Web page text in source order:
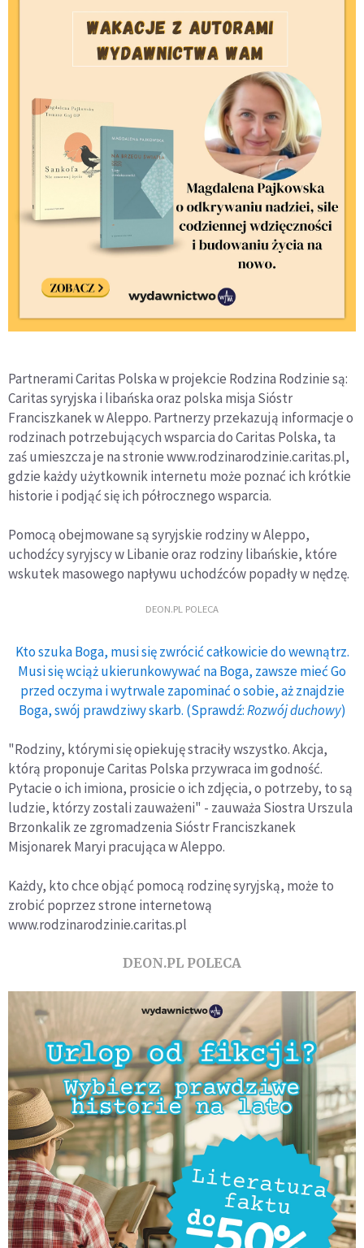
Partnerami Caritas Polska w projekcie Rodzina Rodzinie są:
Caritas syryjska i libańska oraz polska misja Sióstr
Franciszkanek w Aleppo. Partnerzy przekazują informacje o
rodzinach potrzebujących wsparcia do Caritas Polska, ta
zaś umieszcza je na stronie www.rodzinarodzinie.caritas.pl,
gdzie każdy użytkownik internetu może poznać ich krótkie
historie i podjąć się ich półrocznego wsparcia.
Pomocą obejmowane są syryjskie rodziny w Aleppo,
uchodźcy syryjscy w Libanie oraz rodziny libańskie, które
wskutek masowego napływu uchodźców popadły w nędzę.
DEON.PL POLECA
Kto szuka Boga, musi się zwrócić całkowicie do wewnątrz.
Musi się wciąż ukierunkowywać na Boga, zawsze mieć Go
przed oczyma i wytrwale zapominać o sobie, aż znajdzie
Boga, swój prawdziwy skarb. (Sprawdź:Rozwój duchowy)
"Rodziny, którymi się opiekuję straciły wszystko. Akcja,
którą proponuje Caritas Polska przywraca im godność.
Pytacie o ich imiona, prosicie o ich zdjęcia, o potrzeby, to są
ludzie, którzy zostali zauważeni" - zauważa Siostra Urszula
Brzonkalik ze zgromadzenia Sióstr Franciszkanek
Misjonarek Maryi pracująca w Aleppo.
Każdy, kto chce objąć pomocą rodzinę syryjską, może to
zrobić poprzez strone internetową
www.rodzinarodzinie.caritas.pl
DEON.PL POLECA